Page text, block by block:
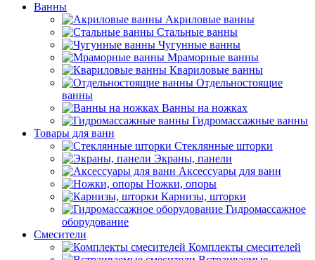
Ванны
Акриловые ванны
Стальные ванны
Чугунные ванны
Мраморные ванны
Квариловые ванны
Отдельностоящие
ванны
Ванны на ножках
Гидромассажные ванны
Товары для ванн
Стеклянные шторки
Экраны, панели
Аксессуары для ванн
Ножки, опоры
Карнизы, шторки
Гидромассажное
оборудование
Смесители
Комплекты смесителей